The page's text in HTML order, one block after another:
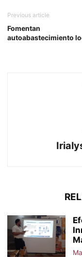
Previous article
Fomentan
autoabastecimiento